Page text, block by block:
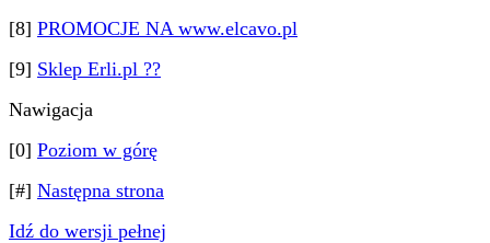
[8] PROMOCJE NA www.elcavo.pl
[9] Sklep Erli.pl ??
Nawigacja
[0] Poziom w górę
[#] Następna strona
Idź do wersji pełnej